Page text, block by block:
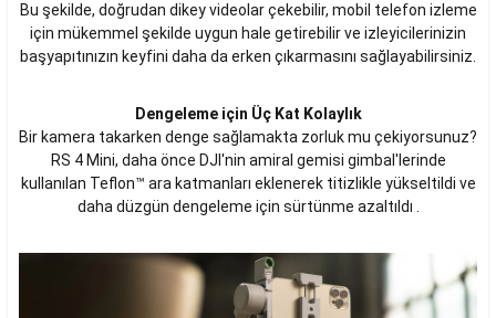
Bu şekilde, doğrudan dikey videolar çekebilir, mobil telefon izleme
için mükemmel şekilde uygun hale getirebilir ve izleyicilerinizin
başyapıtınızın keyfini daha da erken çıkarmasını sağlayabilirsiniz.
Dengeleme için Üç Kat Kolaylık
Bir kamera takarken denge sağlamakta zorluk mu çekiyorsunuz?
RS 4 Mini, daha önce DJI'nin amiral gemisi gimbal'lerinde
kullanılan Teflon™ ara katmanları eklenerek titizlikle yükseltildi ve
daha düzgün dengeleme için sürtünme azaltıldı .